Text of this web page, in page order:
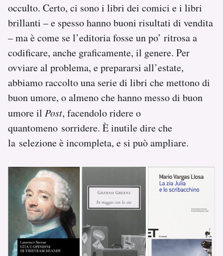
occulto. Certo, ci sono i libri dei comici e i libri
brillanti – e spesso hanno buoni risultati di vendita
– ma è come se l’editoria fosse un po’ ritrosa a
codificare, anche graficamente, il genere. Per
ovviare al problema, e prepararsi all’estate,
abbiamo raccolto una serie di libri che mettono di
buon umore, o almeno che hanno messo di buon
umore il Post, facendolo ridere o
quantomeno sorridere. È inutile dire che
la selezione è incompleta, e si può ampliare.